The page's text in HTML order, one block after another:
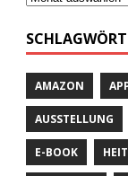
AMAZON
AUSSTELLUNG
E-BOOK HEIT